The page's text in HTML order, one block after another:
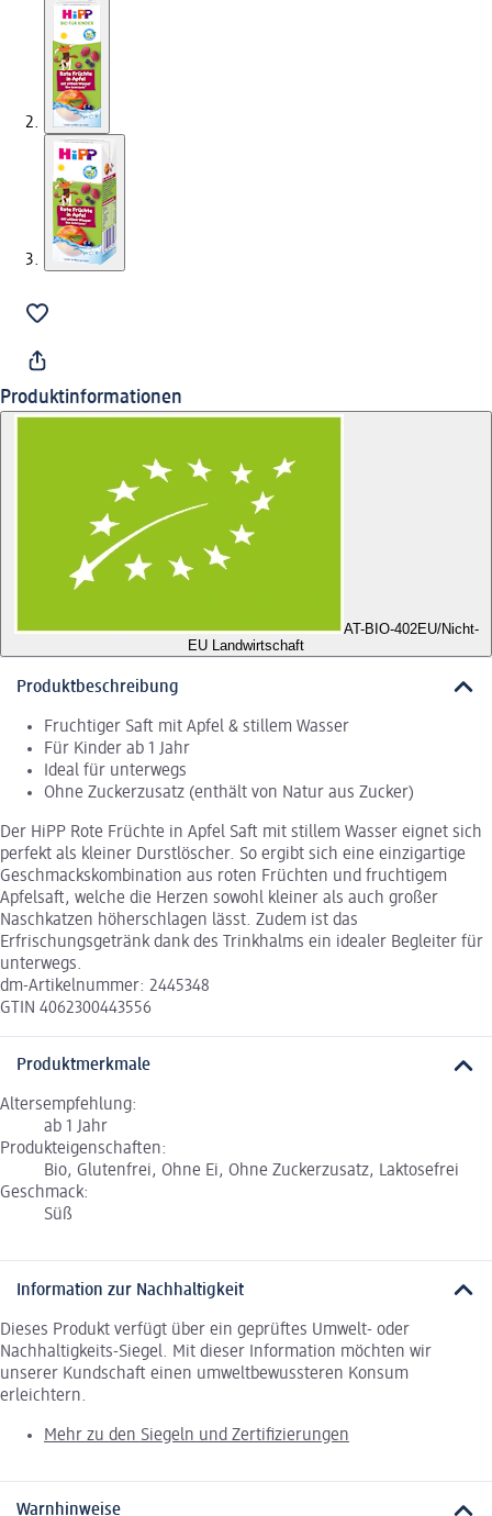
Produktinformationen
AT-BIO-402EU/Nicht-
EU Landwirtschaft
Produktbeschreibung
Fruchtiger Saft mit Apfel & stillem Wasser
Für Kinder ab 1 Jahr
Ideal für unterwegs
Ohne Zuckerzusatz (enthält von Natur aus Zucker)
Der HiPP Rote Früchte in Apfel Saft mit stillem Wasser eignet sich
perfekt als kleiner Durstlöscher. So ergibt sich eine einzigartige
Geschmackskombination aus roten Früchten und fruchtigem
Apfelsaft, welche die Herzen sowohl kleiner als auch großer
Naschkatzen höherschlagen lässt. Zudem ist das
Erfrischungsgetränk dank des Trinkhalms ein idealer Begleiter für
unterwegs.
dm-Artikelnummer: 2445348
GTIN 4062300443556
Produktmerkmale
Altersempfehlung:
ab 1 Jahr
Produkteigenschaften:
Bio, Glutenfrei, Ohne Ei, Ohne Zuckerzusatz, Laktosefrei
Geschmack:
Süß
Information zur Nachhaltigkeit
Dieses Produkt verfügt über ein geprüftes Umwelt- oder
Nachhaltigkeits-Siegel. Mit dieser Information möchten wir
unserer Kundschaft einen umweltbewussteren Konsum
erleichtern.
Mehr zu den Siegeln und Zertifizierungen
Warnhinweise